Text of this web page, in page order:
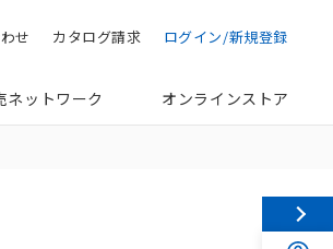
ログイン/新規登録
カタログ請求
せ
ネットワーク オンラインストア